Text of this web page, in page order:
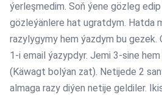
ýerleşmedim. Soň ýene gözleg
gözleýänlere hat ugratdym. Hatda
razylygymy hem ýazdym bu gezek.
1-i email ýazypdyr. Jemi 3-sine
(Käwagt bolýan zat). Netijede 2
almaga razy diýen netije geldiler.